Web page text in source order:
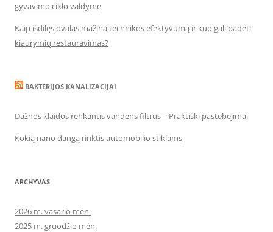
gyvavimo ciklo valdyme
Kaip išdilęs ovalas mažina technikos efektyvumą ir kuo gali padėti
kiaurymių restauravimas?
BAKTERIJOS KANALIZACIJAI
Dažnos klaidos renkantis vandens filtrus – Praktiški pastebėjimai
Kokią nano dangą rinktis automobilio stiklams
ARCHYVAS
2026 m. vasario mėn.
2025 m. gruodžio mėn.